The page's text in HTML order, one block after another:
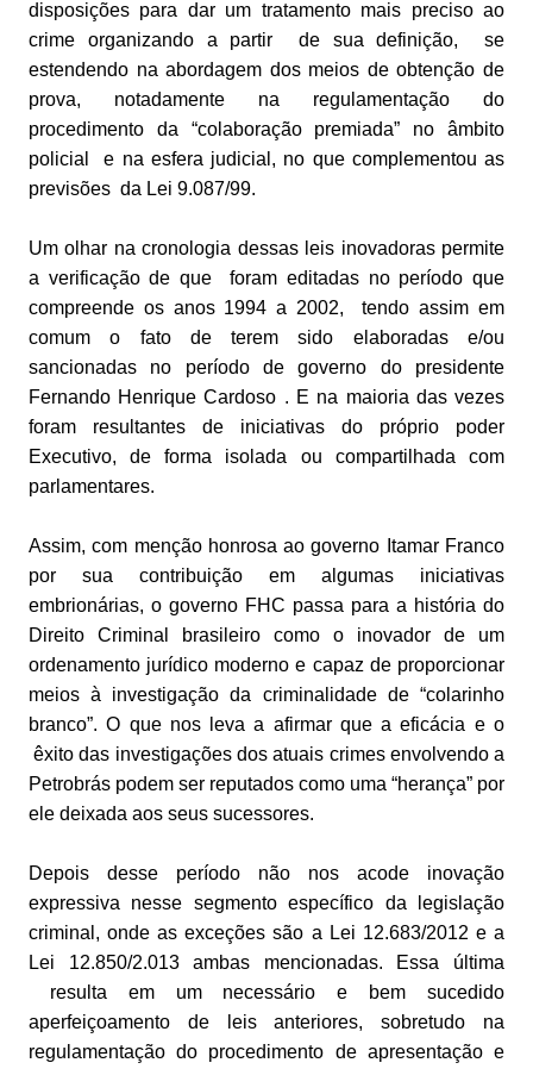
disposições para dar um tratamento mais preciso ao
crime organizando a partir de sua definição, se
estendendo na abordagem dos meios de obtenção de
prova, notadamente na regulamentação do
procedimento da “colaboração premiada” no âmbito
policial e na esfera judicial, no que complementou as
previsões da Lei 9.087/99.
Um olhar na cronologia dessas leis inovadoras permite
a verificação de que foram editadas no período que
compreende os anos 1994 a 2002, tendo assim em
comum o fato de terem sido elaboradas e/ou
sancionadas no período de governo do presidente
Fernando Henrique Cardoso . E na maioria das vezes
foram resultantes de iniciativas do próprio poder
Executivo, de forma isolada ou compartilhada com
parlamentares.
Assim, com menção honrosa ao governo Itamar Franco
por sua contribuição em algumas iniciativas
embrionárias, o governo FHC passa para a história do
Direito Criminal brasileiro como o inovador de um
ordenamento jurídico moderno e capaz de proporcionar
meios à investigação da criminalidade de “colarinho
branco”. O que nos leva a afirmar que a eficácia e o
êxito das investigações dos atuais crimes envolvendo a
Petrobrás podem ser reputados como uma “herança” por
ele deixada aos seus sucessores.
Depois desse período não nos acode inovação
expressiva nesse segmento específico da legislação
criminal, onde as exceções são a Lei 12.683/2012 e a
Lei 12.850/2.013 ambas mencionadas. Essa última
resulta em um necessário e bem sucedido
aperfeiçoamento de leis anteriores, sobretudo na
regulamentação do procedimento de apresentação e